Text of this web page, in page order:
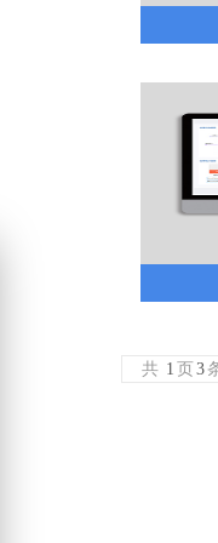
共 1 页3